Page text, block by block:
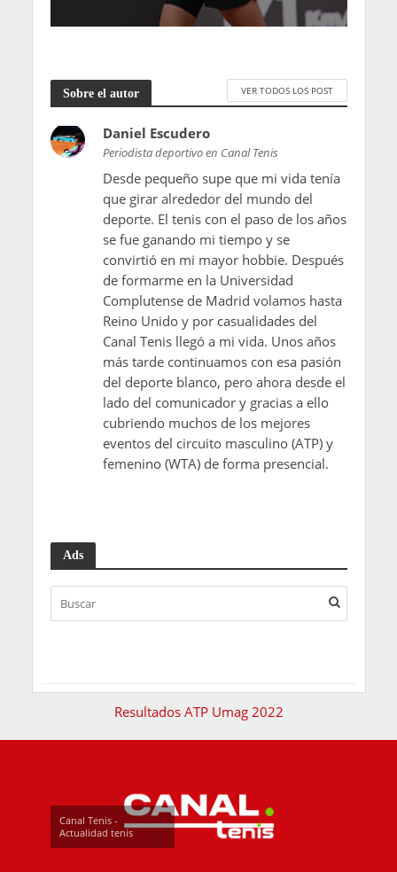
Sobre el autor VER TODOS LOS POST
Daniel Escudero
Periodista deportivo en Canal Tenis
Desde pequeño supe que mi vida tenía
que girar alrededor del mundo del
deporte. El tenis con el paso de los años
se fue ganando mi tiempo y se
convirtió en mi mayor hobbie. Después
de formarme en la Universidad
Complutense de Madrid volamos hasta
Reino Unido y por casualidades del
Canal Tenis llegó a mi vida. Unos años
más tarde continuamos con esa pasión
del deporte blanco, pero ahora desde el
lado del comunicador y gracias a ello
cubriendo muchos de los mejores
eventos del circuito masculino (ATP) y
femenino (WTA) de forma presencial.
Ads
Resultados ATP Umag 2022
Canal Tenis -
Actualidad tenis